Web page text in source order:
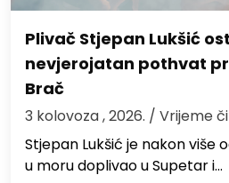
Plivač Stjepan Lukšić
nevjerojatan pothvat
Brač
3 kolovoza , 2026. / Vrijeme
St​jepan Lukšić je nakon više
u moru doplivao u Supetar i…